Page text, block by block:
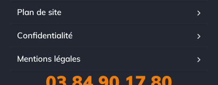
Plan de site
Confidentialité
Mentions légales